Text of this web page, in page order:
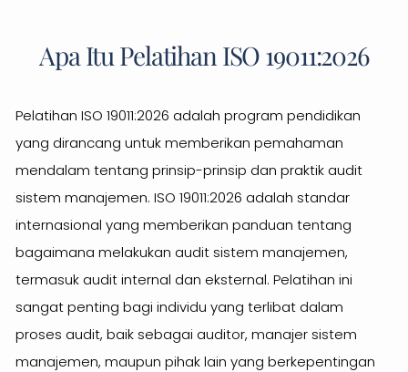
Apa Itu Pelatihan ISO 19011:2026
Pelatihan ISO 19011:2026 adalah program pendidikan
yang dirancang untuk memberikan pemahaman
mendalam tentang prinsip-prinsip dan praktik audit
sistem manajemen. ISO 19011:2026 adalah standar
internasional yang memberikan panduan tentang
bagaimana melakukan audit sistem manajemen,
termasuk audit internal dan eksternal. Pelatihan ini
sangat penting bagi individu yang terlibat dalam
proses audit, baik sebagai auditor, manajer sistem
manajemen, maupun pihak lain yang berkepentingan